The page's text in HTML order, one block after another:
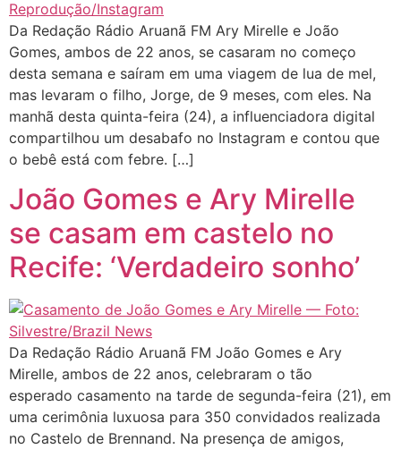
Da Redação Rádio Aruanã FM Ary Mirelle e João
Gomes, ambos de 22 anos, se casaram no começo
desta semana e saíram em uma viagem de lua de mel,
mas levaram o filho, Jorge, de 9 meses, com eles. Na
manhã desta quinta-feira (24), a influenciadora digital
compartilhou um desabafo no Instagram e contou que
o bebê está com febre. […]
João Gomes e Ary Mirelle
se casam em castelo no
Recife: ‘Verdadeiro sonho’
Da Redação Rádio Aruanã FM João Gomes e Ary
Mirelle, ambos de 22 anos, celebraram o tão
esperado casamento na tarde de segunda-feira (21), em
uma cerimônia luxuosa para 350 convidados realizada
no Castelo de Brennand. Na presença de amigos,